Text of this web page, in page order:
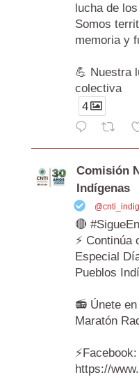
lucha de
Somos
memoria y
💪 Nuestra
colectiva
4
Comisión
Indígenas
🔴
⚡️ Continúa
Especial
Pueblos
📻 Únete
Maratón
⚡️Facebook:
https://